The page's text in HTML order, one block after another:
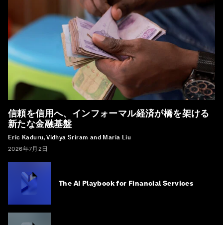
信頼を信用へ、インフォーマル経済が橋を架ける
新たな金融基盤
Eric Kaduru, Vidhya Sriram and Maria Liu
2026年7月2日
The AI Playbook for Financial Services